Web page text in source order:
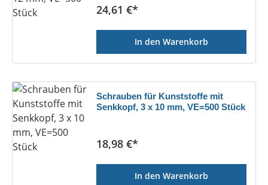
Regulärer Preis:
24,61 €*
In den Warenkorb
Schrauben für Kunststoffe mit
Senkkopf, 3 x 10 mm, VE=500 Stück
Regulärer Preis:
18,98 €*
In den Warenkorb